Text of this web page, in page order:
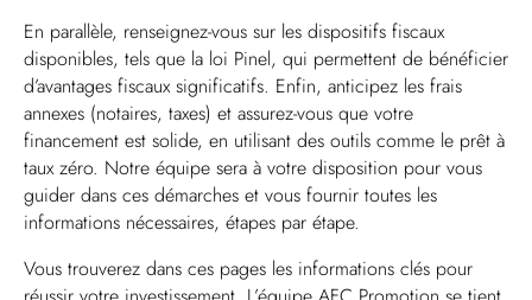
En parallèle, renseignez-vous sur les dispositifs fiscaux
disponibles, tels que la loi Pinel, qui permettent de bénéficier
d’avantages fiscaux significatifs. Enfin, anticipez les frais
annexes (notaires, taxes) et assurez-vous que votre
financement est solide, en utilisant des outils comme le prêt à
taux zéro. Notre équipe sera à votre disposition pour vous
guider dans ces démarches et vous fournir toutes les
informations nécessaires, étapes par étape.
Vous trouverez dans ces pages les informations clés pour